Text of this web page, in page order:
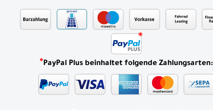
*PayPal Plus beinhaltet folgende Zahlungsarten: